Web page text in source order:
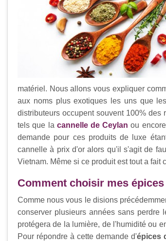
matériel. Nous allons vous expliquer
aux noms plus exotiques les uns que
distributeurs occupent souvent 100%
tels que la cannelle de Ceylan ou
demande pour ces produits de luxe
cannelle à prix d'or alors qu'il s'agit de
Vietnam. Même si ce produit est tout a
Comment choisir mes
Comme nous vous le disions
conserver plusieurs années sans perdre
protégera de la lumière, de l'humidité ou
Pour répondre à cette demande d'épices